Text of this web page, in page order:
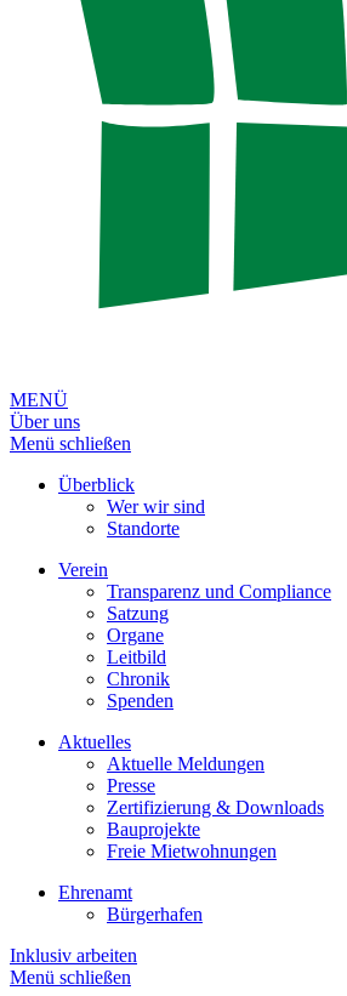
MENÜ
Über uns
Menü schließen
Überblick
Wer wir sind
Standorte
Verein
Transparenz und Compliance
Satzung
Organe
Leitbild
Chronik
Spenden
Aktuelles
Aktuelle Meldungen
Presse
Zertifizierung & Downloads
Bauprojekte
Freie Mietwohnungen
Ehrenamt
Bürgerhafen
Inklusiv arbeiten
Menü schließen